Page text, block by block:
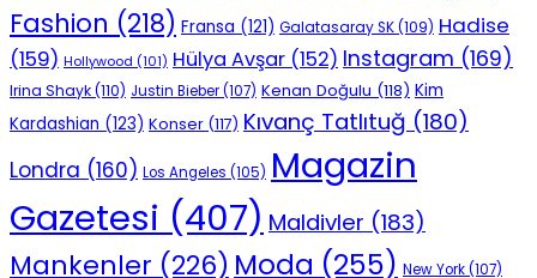
Fashion (218) Fransa (121) Galatasaray SK(109) Hadise
(159) Hollywood (101) Hülya Avşar (152) Instagram (169)
Irina Shayk(110) Justin Bieber(107) Kenan Doğulu (118) Kim
Kardashian (123) Konser (117) Kıvanç Tatlıtuğ (180)
Londra (160) Los Angeles (105) Magazin
Gazetesi (407) Maldivler (183)
Mankenler (226) Moda (255) New York(107)